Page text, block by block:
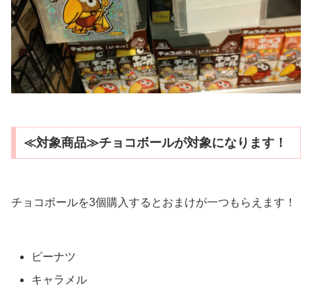
≪対象商品≫チョコボールが対象になります！
チョコボールを3個購入するとおまけが一つもらえます！
ピーナツ
キャラメル